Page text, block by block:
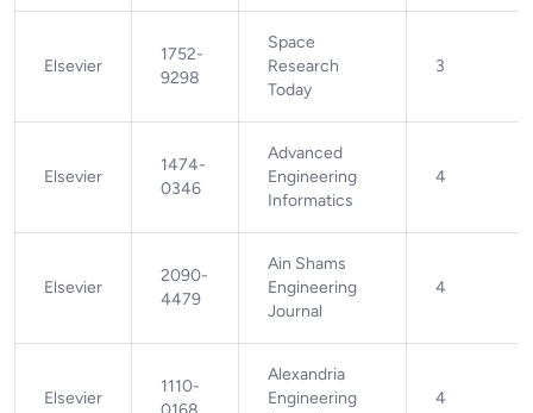
Elsevier
1752-
9298
Space
Research
Today
3
Elsevier
1474-
0346
Advanced
Engineering
Informatics
4
Elsevier
2090-
4479
Ain Shams
Engineering
Journal
4
Elsevier
1110-
Alexandria
Engineering
4